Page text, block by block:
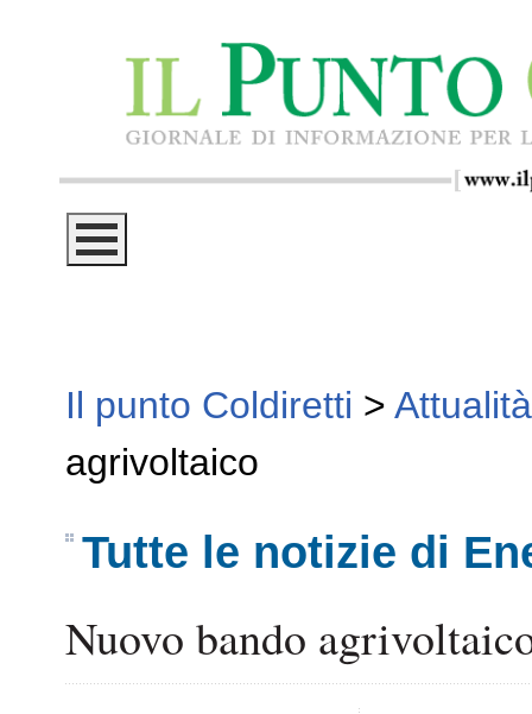
Il punto Coldiretti > Attualità
agrivoltaico
Tutte le notizie di
Nuovo bando